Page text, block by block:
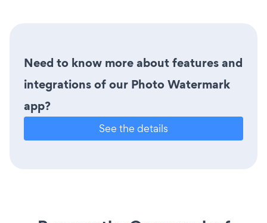
Need to know more about features and
integrations of our Photo Watermark
app?
See the details